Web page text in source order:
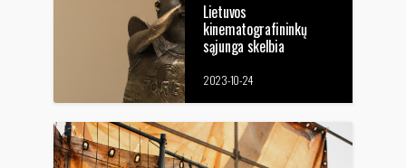
Lietuvos
kinematografininkų
sąjunga skelbia
apdovanojimo „LuKaS“
konkursą
2023-10-24